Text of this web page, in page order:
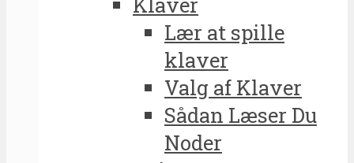
Lær at spille
klaver
Valg af Klaver
Sådan Læser Du
Noder